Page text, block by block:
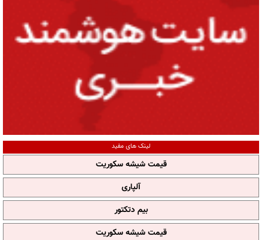
لینک های مفید
قیمت شیشه سکوریت
آلپاری
بیم دتکتور
قیمت شیشه سکوریت